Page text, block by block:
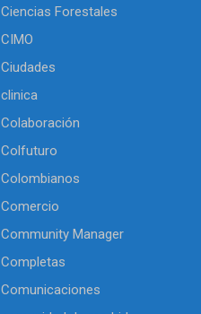
Ciencias Forestales
CIMO
Ciudades
clinica
Colaboración
Colfuturo
Colombianos
Comercio
Community Manager
Completas
Comunicaciones